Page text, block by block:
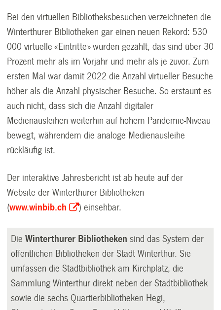
Bei den virtuellen Bibliotheksbesuchen verzeichneten die
Winterthurer Bibliotheken gar einen neuen Rekord: 530
000 virtuelle «Eintritte» wurden gezählt, das sind über 30
Prozent mehr als im Vorjahr und mehr als je zuvor. Zum
ersten Mal war damit 2022 die Anzahl virtueller Besuche
höher als die Anzahl physischer Besuche. So erstaunt es
auch nicht, dass sich die Anzahl digitaler
Medienausleihen weiterhin auf hohem Pandemie-Niveau
bewegt, währendem die analoge Medienausleihe
rückläufig ist.
Der interaktive Jahresbericht ist ab heute auf der
Website der Winterthurer Bibliotheken
(www.winbib.ch ) einsehbar.
DieWinterthurer Bibliotheken sind das System der
öffentlichen Bibliotheken der Stadt Winterthur. Sie
umfassen die Stadtbibliothek am Kirchplatz, die
Sammlung Winterthur direkt neben der Stadtbibliothek
sowie die sechs Quartierbibliotheken Hegi,